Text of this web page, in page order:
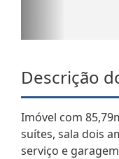
Descrição
Imóvel com
suítes, sala dois
serviço e